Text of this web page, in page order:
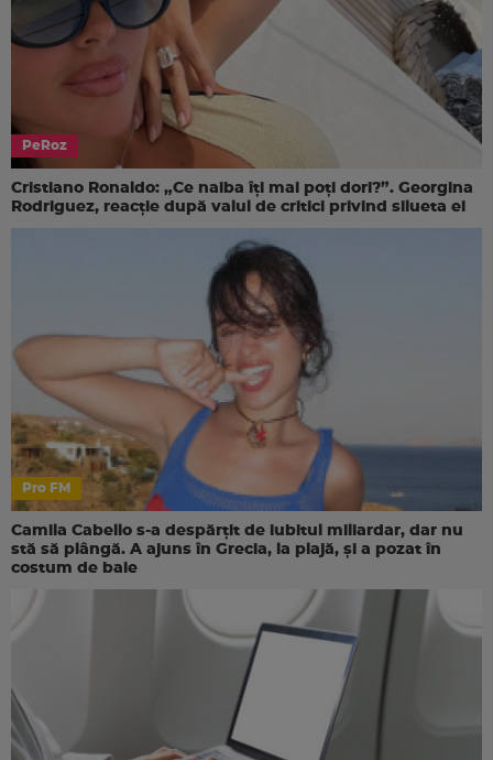
PeRoz
Cristiano Ronaldo: „Ce naiba îți mai poți dori?”. Georgina
Rodriguez, reacție după valul de critici privind silueta ei
Pro FM
Camila Cabello s-a despărțit de iubitul miliardar, dar nu
stă să plângă. A ajuns în Grecia, la plajă, și a pozat în
costum de baie